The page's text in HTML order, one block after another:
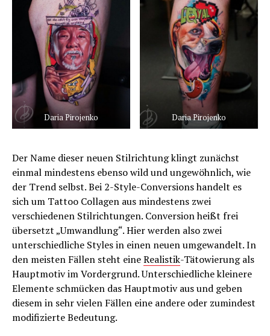
Daria Pirojenko Daria Pirojenko
Der Name dieser neuen Stilrichtung klingt zunächst
einmal mindestens ebenso wild und ungewöhnlich, wie
der Trend selbst. Bei 2-Style-Conversions handelt es
sich um Tattoo Collagen aus mindestens zwei
verschiedenen Stilrichtungen. Conversion heißt frei
übersetzt „Umwandlung“. Hier werden also zwei
unterschiedliche Styles in einen neuen umgewandelt. In
den meisten Fällen steht eineRealistik-Tätowierung als
Hauptmotiv im Vordergrund. Unterschiedliche kleinere
Elemente schmücken das Hauptmotiv aus und geben
diesem in sehr vielen Fällen eine andere oder zumindest
modifizierte Bedeutung.